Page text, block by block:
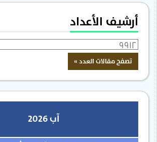
أرشيف الأعداد
آب 2026